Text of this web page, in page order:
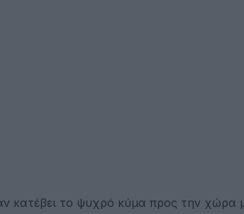
κατέβει το ψυχρό κύμα προς την χώρα